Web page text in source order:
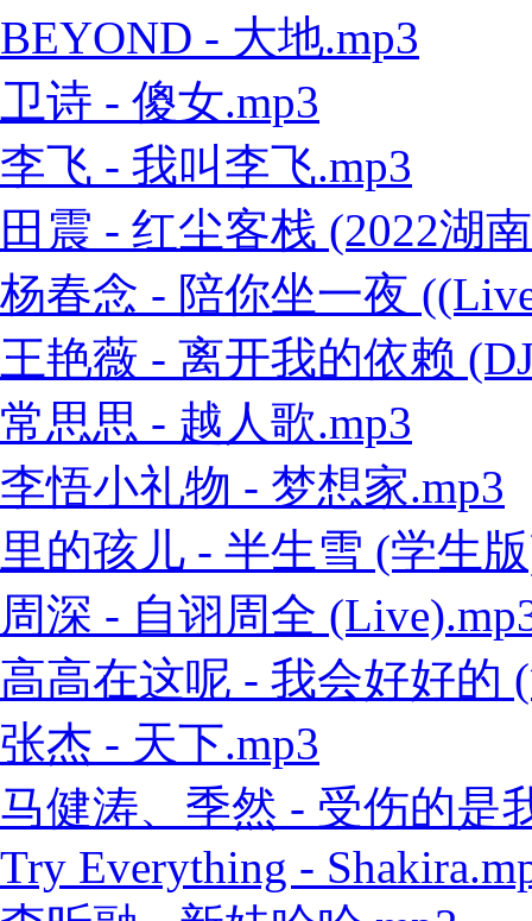
BEYOND - 大地.mp3
卫诗 - 傻女.mp3
李飞 - 我叫李飞.mp3
田震 - 红尘客栈 (2022湖
杨春念 - 陪你坐一夜
王艳薇 - 离开我的依赖
常思思 - 越人歌.mp3
李悟小礼物 - 梦想家.mp3
里的孩儿 - 半生雪 (学生
周深 - 自诩周全
高高在这呢 - 我会好好的
张杰 - 天下.mp3
马健涛、季然 - 受伤的是
Try Everything -